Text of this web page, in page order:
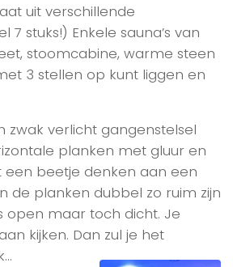
uit verschillende
stuks!) Enkele sauna’s van
stoomcabine, warme steen
3 stellen op kunt liggen en
zwak verlicht gangenstelsel
planken met gluur en
een beetje denken aan een
de planken dubbel zo ruim zijn
open maar toch dicht. Je
kijken. Dan zul je het